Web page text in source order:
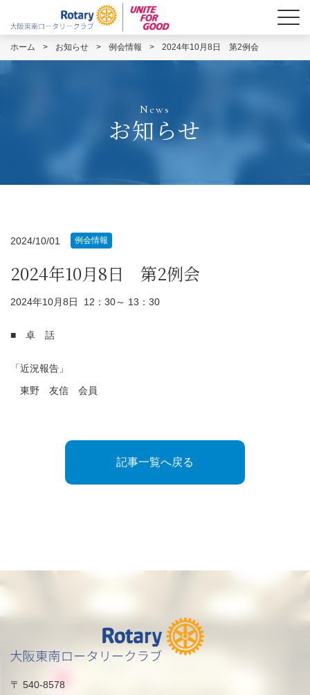
ホーム > お知らせ > 例会情報 > 2024年10月8日 第2例会
News
お知らせ
2024/10/01 例会情報
2024年10月8日 第2例会
2024年10月8日 12：30～ 13：30
■ 卓 話
「近況報告」
東野 友信 会員
記事一覧へ戻る
〒 540-8578